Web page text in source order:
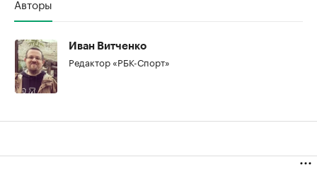
Иван Витченко
Редактор «РБК-Спорт»